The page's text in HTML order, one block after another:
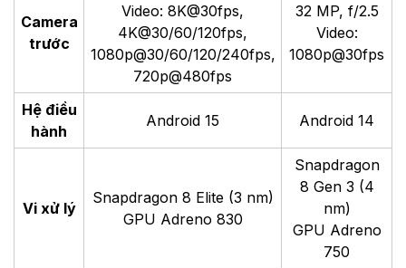
Camera
trước
Video: 8K@30fps,
4K@30/60/120fps,
1080p@30/60/120/240fps,
720p@480fps
32 MP, f/2.5
Video:
1080p@30fps
Hệ điều
hành
Android 15 Android 14
Vi xử lý
Snapdragon 8 Elite (3 nm)
GPU Adreno 830
Snapdragon
8 Gen 3 (4
nm)
GPU Adreno
750